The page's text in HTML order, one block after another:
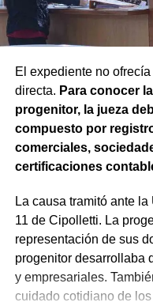
El expediente no
directa. Para conocer
progenitor, la jueza
compuesto por
comerciales,
certificaciones
La causa tramitó ante
11 de Cipolletti. La
representación de sus
progenitor desarrollaba
y empresariales.
cuidado cotidiano de